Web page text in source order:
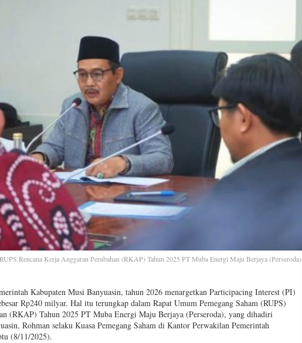
Rencana Kerja Anggaran Perubahan (RKAP) Tahun 2025 PT Muba Energi Maju Berjaya (Perseroda).
Kabupaten Musi Banyuasin, tahun 2026 menargetkan Participacing Interest (PI)
Rp240 milyar. Hal itu terungkap dalam Rapat Umum Pemegang Saham (RUPS)
(RKAP) Tahun 2025 PT Muba Energi Maju Berjaya (Perseroda), yang dihadiri
Rohman selaku Kuasa Pemegang Saham di Kantor Perwakilan Pemerintah
(8/11/2025).